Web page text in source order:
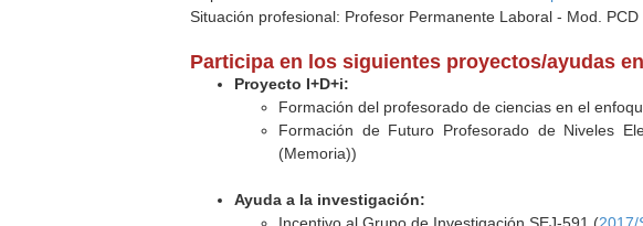
Situación profesional: Profesor Permanente Laboral - Mod. PCD
Participa en los siguientes proyectos/ayudas
Proyecto I+D+i:
Formación del profesorado de ciencias en el
Formación de Futuro Profesorado de Niveles
(Memoria))
Ayuda a la investigación: